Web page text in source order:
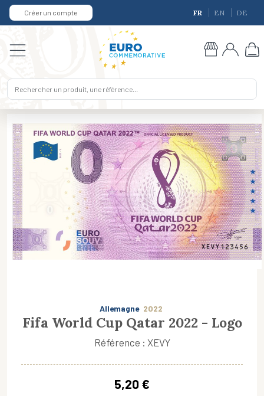
Créer un compte FR EN DE
Allemagne 2022
Fifa World Cup Qatar 2022 - Logo
Référence : XEVY
5,20 €